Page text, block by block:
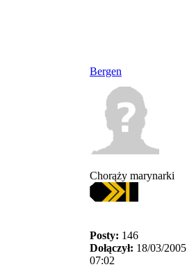
Bergen
Chorąży marynarki
Posty: 146
Dołączył: 18/03/2005
07:02